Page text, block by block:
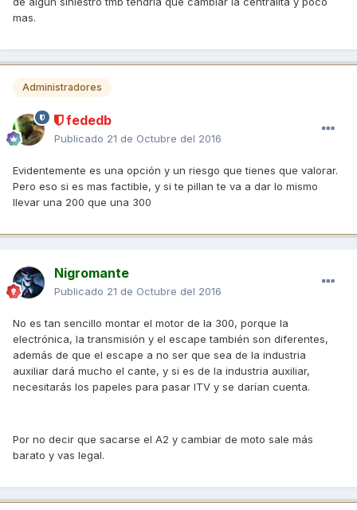
mas.
Administradores
fededb
Publicado 21 de Octubre del 2016
Evidentemente es una opción y un riesgo que tienes que valorar.
Pero eso si es mas factible, y si te pillan te va a dar lo mismo
llevar una 200 que una 300
Nigromante
Publicado 21 de Octubre del 2016
No es tan sencillo montar el motor de la 300, porque la
electrónica, la transmisión y el escape también son diferentes,
además de que el escape a no ser que sea de la industria
auxiliar dará mucho el cante, y si es de la industria auxiliar,
necesitarás los papeles para pasar ITV y se darían cuenta.
Por no decir que sacarse el A2 y cambiar de moto sale más
barato y vas legal.